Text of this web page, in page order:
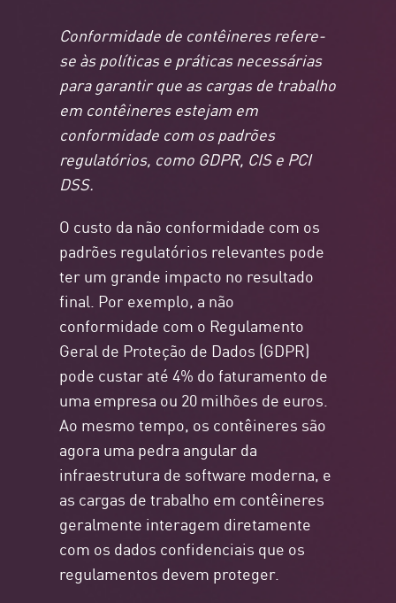
Conformidade de contêineres refere-
se às políticas e práticas necessárias
para garantir que as cargas de trabalho
em contêineres estejam em
conformidade com os padrões
regulatórios, como GDPR, CIS e PCI
DSS.
O custo da não conformidade com os
padrões regulatórios relevantes pode
ter um grande impacto no resultado
final. Por exemplo, a não
conformidade com o Regulamento
Geral de Proteção de Dados (GDPR)
pode custar até 4% do faturamento de
uma empresa ou 20 milhões de euros.
Ao mesmo tempo, os contêineres são
agora uma pedra angular da
infraestrutura de software moderna, e
as cargas de trabalho em contêineres
geralmente interagem diretamente
com os dados confidenciais que os
regulamentos devem proteger.